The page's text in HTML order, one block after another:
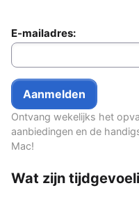
E-mailadres:
Ontvang wekelijks het
aanbiedingen en de
Mac!
Wat zijn